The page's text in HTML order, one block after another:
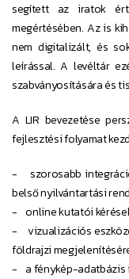
segített az iratok
megértésében. Az is
nem digitalizált, és
leírással. A levéltár
szabványosítására és
A LIR bevezetése
fejlesztési folyamat
- szorosabb
belső nyilvántartási
- online kutatói
- vizualizációs
földrajzi
- a fénykép-adatbázis